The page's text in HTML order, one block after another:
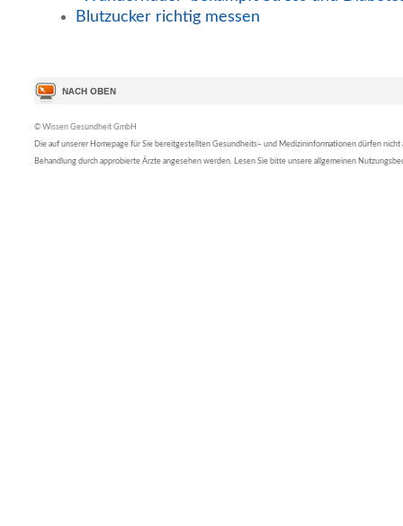
Blutzucker richtig messen
© Wissen Gesundheit GmbH
Die auf unserer Homepage für Sie bereitgestellten Gesundheits– und Medizininformationen dürfen nicht
Behandlung durch approbierte Ärzte angesehen werden. Lesen Sie bitte unsere allgemeinen